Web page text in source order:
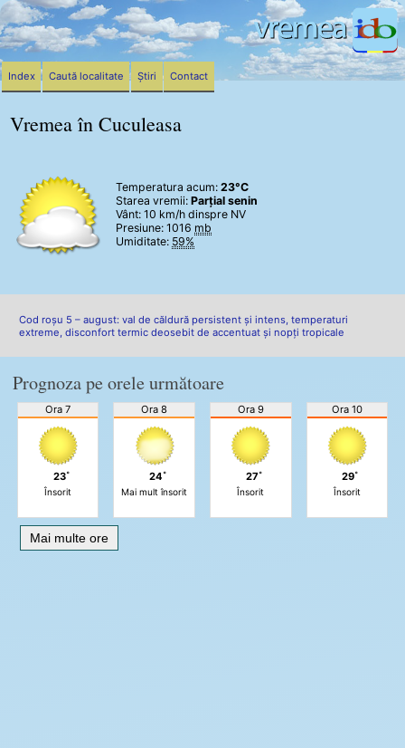
Vremea în Cuculeasa
Temperatura acum: 23°C
Starea vremii: Parțial senin
Vânt: 10 km/h dinspre NV
Presiune: 1016 mb
Umiditate: 59%
Cod roșu 5 – august: val de căldură persistent și intens, temperaturi
extreme, disconfort termic deosebit de accentuat și nopți tropicale
Prognoza pe orele următoare
Ora 7
23˚
Însorit
Ora 8
24˚
Mai mult însorit
Ora 9
27˚
Însorit
Ora 10
29˚
Însorit
Mai multe ore
Index Caută localitate Știri Contact